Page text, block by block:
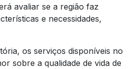
avaliar se a região faz
e necessidades,
os serviços disponíveis no
sobre a qualidade de vida de